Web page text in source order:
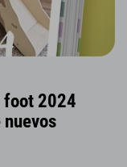
foot 2024